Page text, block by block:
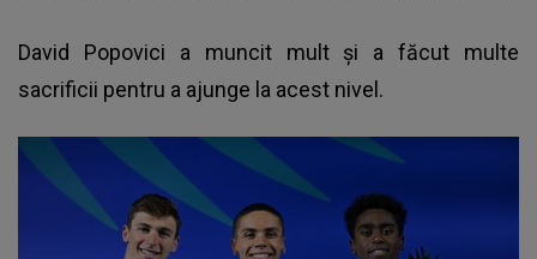
David Popovici a muncit multşi a făcut multe
sacrificii pentru a ajunge la acest nivel.